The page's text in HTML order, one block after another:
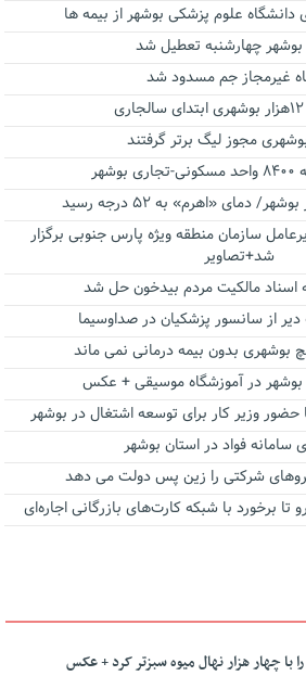
بوشهر چهارشنبه تعطیل شد
دمای «اهرم» به ۵۲ درجه رسید
سازمان منطقه ویژه پارس جنوبی برگزار
شد+تصاویر
از سانسور پزشکیان در صداوسیما
بدون بیمه درمانی نمی ماند
بوشهر در آموزشگاه موسیقی + عکس
حضور وزیر کار برای توسعه اشتغال در بوشهر
سامانه فواد در استان بوشهر
شرکتی را زین پس دولت می دهد
با چهار هزار نهال میوه سبزتر کرد + عکس